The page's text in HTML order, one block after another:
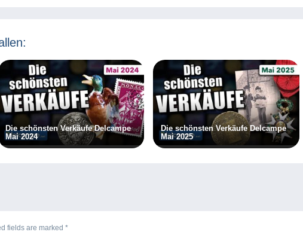
Die schönsten Verkäufe Delcampe
Mai 2024
Die schönsten Verkäufe Delcampe
Mai 2025
fields are marked *